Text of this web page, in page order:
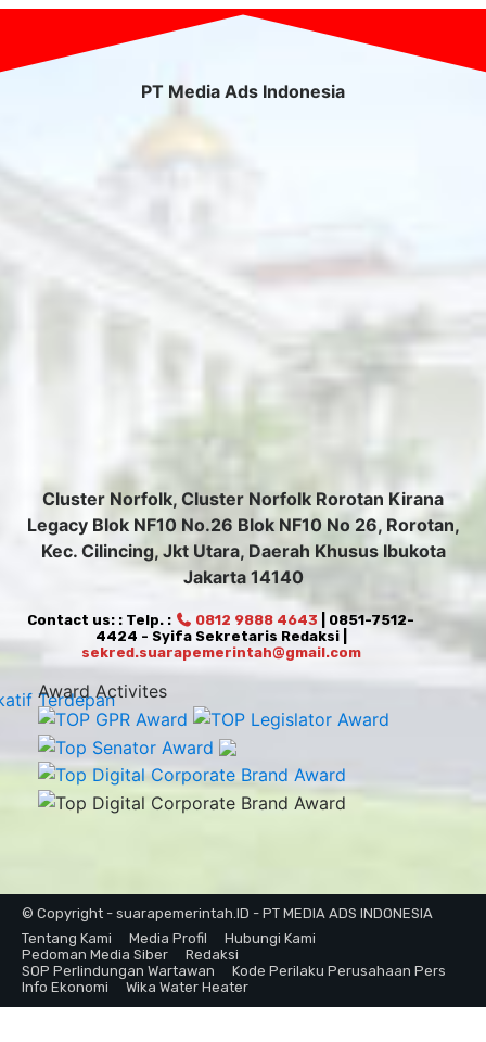
PT Media Ads Indonesia
Cluster Norfolk, Cluster Norfolk Rorotan Kirana
Legacy Blok NF10 No.26 Blok NF10 No 26, Rorotan,
Kec. Cilincing, Jkt Utara, Daerah Khusus Ibukota
Jakarta 14140
Contact us: : Telp. : 0812 9888 4643 | 0851-7512-
4424 - Syifa Sekretaris Redaksi |
sekred.suarapemerintah@gmail.com
Award Activites
© Copyright - suarapemerintah.ID - PT MEDIA ADS INDONESIA
Tentang Kami
Media Profil
Hubungi Kami
Pedoman Media Siber
Redaksi
SOP Perlindungan Wartawan
Kode Perilaku Perusahaan Pers
Info Ekonomi
Wika Water Heater